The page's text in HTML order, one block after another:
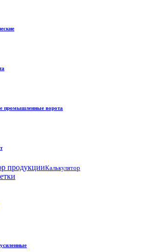
промышленные ворота
Калькулятор